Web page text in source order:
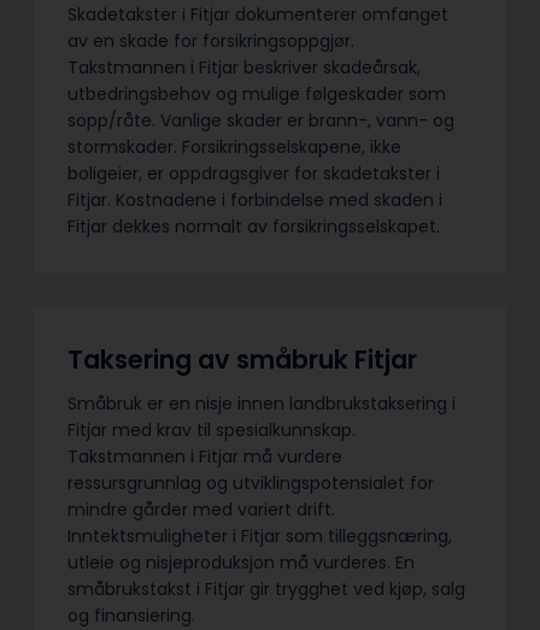
Skadetakster i Fitjar dokumenterer omfanget
av en skade for forsikringsoppgjør.
Takstmannen i Fitjar beskriver skadeårsak,
utbedringsbehov og mulige følgeskader som
sopp/råte. Vanlige skader er brann-, vann- og
stormskader. Forsikringsselskapene, ikke
boligeier, er oppdragsgiver for skadetakster i
Fitjar. Kostnadene i forbindelse med skaden i
Fitjar dekkes normalt av forsikringsselskapet.
Taksering av småbruk Fitjar
Småbruk er en nisje innen landbrukstaksering i
Fitjar med krav til spesialkunnskap.
Takstmannen i Fitjar må vurdere
ressursgrunnlag og utviklingspotensialet for
mindre gårder med variert drift.
Inntektsmuligheter i Fitjar som tilleggsnæring,
utleie og nisjeproduksjon må vurderes. En
småbrukstakst i Fitjar gir trygghet ved kjøp, salg
og finansiering.